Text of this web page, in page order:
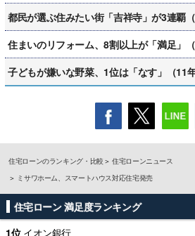
都民が選ぶ住みたい街「吉祥寺」が3連覇
住まいのリフォーム、8割以上が「満足」
子どもが嫌いな野菜、1位は「なす」（11
住宅ローンのランキング・比較
住宅ローンニュース
ミサワホーム、スマートハウス対応住宅発売
住宅ローン 満足度ランキング
1位 イオン銀行